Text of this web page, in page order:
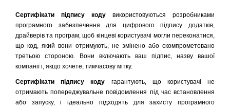
Сертифікати підпису коду використовуються розробниками
програмного забезпечення для цифрового підпису додатків,
драйверів та програм, щоб кінцеві користувачі могли переконатися,
що код, який вони отримують, не змінено або скомпрометовано
третьою стороною. Вони включають ваш підпис, назву вашої
компанії і, якщо хочете, тимчасову мітку.
Сертифікати підпису коду гарантують, що користувачі не
отримають попереджувальне повідомлення під час встановлення
або запуску, і ідеально підходять для захисту програмного